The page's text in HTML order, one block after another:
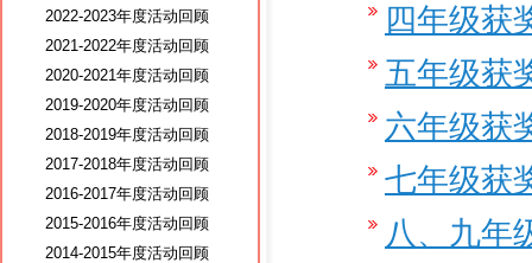
2022-2023年度活动回顾
2021-2022年度活动回顾
2020-2021年度活动回顾
2019-2020年度活动回顾
2018-2019年度活动回顾
2017-2018年度活动回顾
2016-2017年度活动回顾
2015-2016年度活动回顾
2014-2015年度活动回顾
四年级获
五年级获
六年级获
七年级获
八、九年